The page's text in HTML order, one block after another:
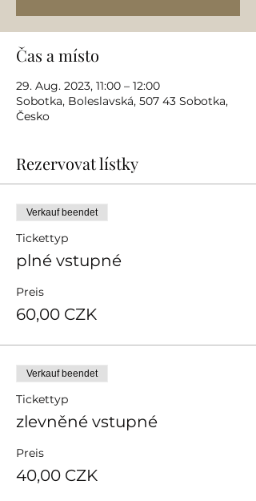
Čas a místo
29. Aug. 2023, 11:00 – 12:00
Sobotka, Boleslavská, 507 43 Sobotka,
Česko
Rezervovat lístky
Verkauf beendet
Tickettyp
plné vstupné
Preis
60,00 CZK
Verkauf beendet
Tickettyp
zlevněné vstupné
Preis
40,00 CZK